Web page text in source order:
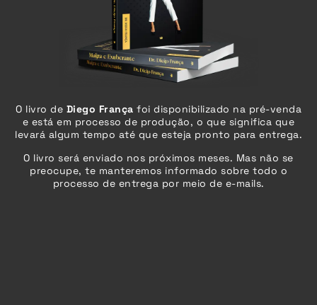
O livro de Diego França foi disponibilizado na pré-venda
e está em processo de produção, o que significa que
levará algum tempo até que esteja pronto para entrega.
O livro será enviado nos próximos meses. Mas não se
preocupe, te manteremos informado sobre todo o
processo de entrega por meio de e-mails.